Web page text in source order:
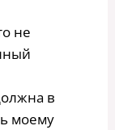
не
в
моему